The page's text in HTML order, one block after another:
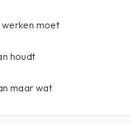
moet
houdt
maar wat